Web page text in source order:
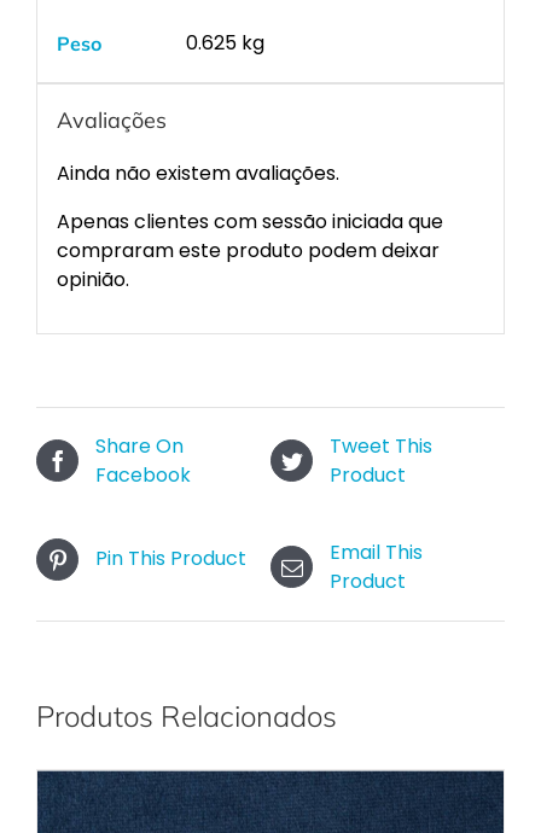
Peso 0.625 kg
Avaliações
Ainda não existem avaliações.
Apenas clientes com sessão iniciada que
compraram este produto podem deixar
opinião.
Share On
Facebook
Tweet This
Product
Pin This Product
Email This
Product
Produtos Relacionados